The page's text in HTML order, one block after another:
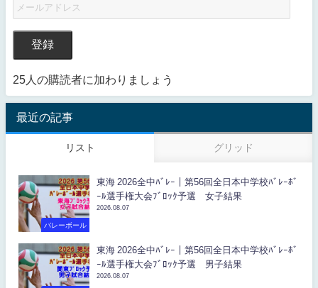
登録
25人の購読者に加わりましょう
最近の記事
リスト グリッド
バレーボール
東海 2026全中ﾊﾞﾚｰ｜第56回全日本中学校ﾊﾞﾚｰﾎﾞ
ｰﾙ選手権大会ﾌﾞﾛｯｸ予選 女子結果
2026.08.07
東海 2026全中ﾊﾞﾚｰ｜第56回全日本中学校ﾊﾞﾚｰﾎﾞ
ｰﾙ選手権大会ﾌﾞﾛｯｸ予選 男子結果
2026.08.07